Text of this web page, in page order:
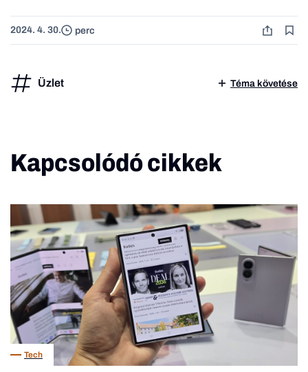
2024. 4. 30. perc
Üzlet Téma követése
Kapcsolódó cikkek
Tech